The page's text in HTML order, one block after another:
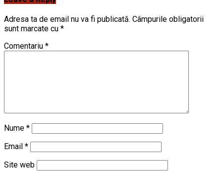
Adresa ta de email nu va fi publicată. Câmpurile obligatorii
sunt marcate cu *
Comentariu *
Nume *
Email *
Site web